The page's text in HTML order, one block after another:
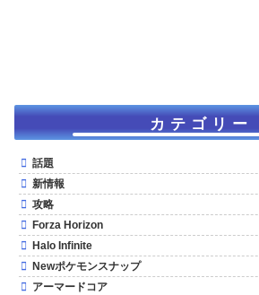
カテゴリー
話題
新情報
攻略
Forza Horizon
Halo Infinite
Newポケモンスナップ
アーマードコア